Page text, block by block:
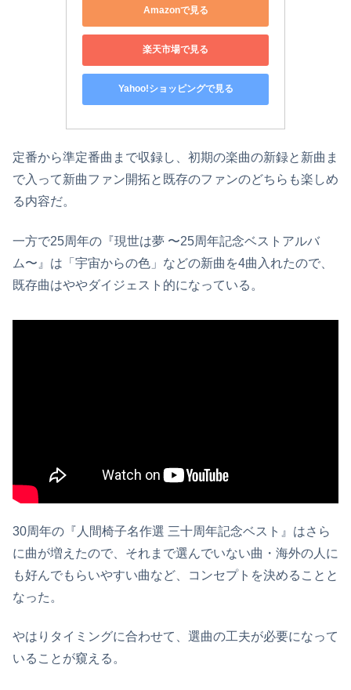
Amazonで見る
楽天市場で見る
Yahoo!ショッピングで見る
定番から準定番曲まで収録し、初期の楽曲の新録と新曲ま
で入って新曲ファン開拓と既存のファンのどちらも楽しめ
る内容だ。
一方で25周年の『現世は夢 〜25周年記念ベストアルバ
ム〜』は「宇宙からの色」などの新曲を4曲入れたので、
既存曲はややダイジェスト的になっている。
30周年の『人間椅子名作選 三十周年記念ベスト』はさら
に曲が増えたので、それまで選んでいない曲・海外の人に
も好んでもらいやすい曲など、コンセプトを決めることと
なった。
やはりタイミングに合わせて、選曲の工夫が必要になって
いることが窺える。